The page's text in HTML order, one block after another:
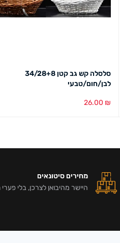
סלסלה קש גב קטן 34/28+8
לבן/חום/טבעי
26.00 ₪
מחירים סיטונאים
היישר מהיבואן לצרכן, בלי פערי